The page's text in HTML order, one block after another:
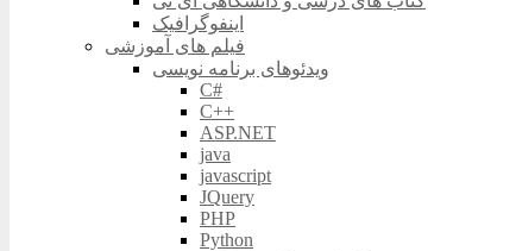
اینفوگرافیک
فیلم های آموزشی
ویدئوهای برنامه نویسی
C#
C++
ASP.NET
java
javascript
JQuery
PHP
Python